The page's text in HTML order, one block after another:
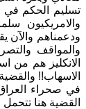
تسليم الحكم في
والامريكيون
ودعمناهم والآن
والمواقف
الانكليز هم من
الاسهاب!!
في صحراء
القضية هنا